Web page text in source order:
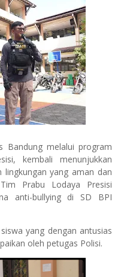
Bandung melalui program
kembali menunjukkan
yang aman dan
Prabu Lodaya Presisi
anti-bullying di SD BPI
yang dengan antusias
oleh petugas Polisi.